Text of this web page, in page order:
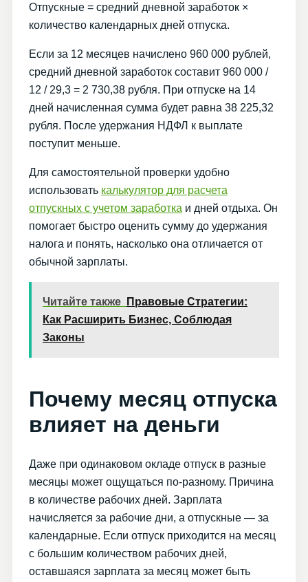
Отпускные = средний дневной заработок ×
количество календарных дней отпуска.
Если за 12 месяцев начислено 960 000 рублей,
средний дневной заработок составит 960 000 /
12 / 29,3 = 2 730,38 рубля. При отпуске на 14
дней начисленная сумма будет равна 38 225,32
рубля. После удержания НДФЛ к выплате
поступит меньше.
Для самостоятельной проверки удобно
использовать калькулятор для расчета
отпускных с учетом заработка и дней отдыха. Он
помогает быстро оценить сумму до удержания
налога и понять, насколько она отличается от
обычной зарплаты.
Читайте также
Правовые Стратегии:
Как Расширить Бизнес, Соблюдая
Законы
Почему месяц отпуска
влияет на деньги
Даже при одинаковом окладе отпуск в разные
месяцы может ощущаться по-разному. Причина
в количестве рабочих дней. Зарплата
начисляется за рабочие дни, а отпускные — за
календарные. Если отпуск приходится на месяц
с большим количеством рабочих дней,
оставшаяся зарплата за месяц может быть